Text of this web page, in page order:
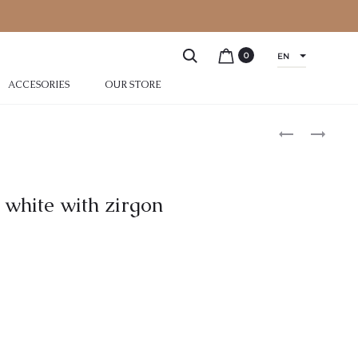
ACCESORIES OUR STORE
0 EN
white with zirgon